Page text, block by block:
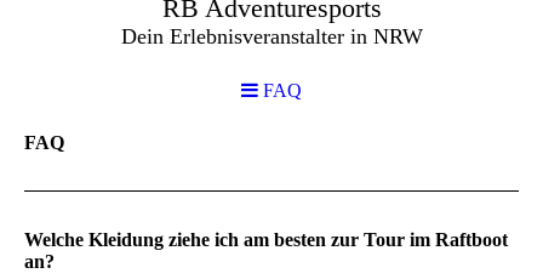
RB Adventuresports
Dein Erlebnisveranstalter in NRW
FAQ
FAQ
Welche Kleidung ziehe ich am besten zur Tour im Raftboot
an?